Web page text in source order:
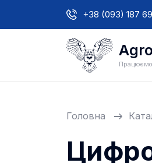
+38 (093) 187
Працюємо
Головна